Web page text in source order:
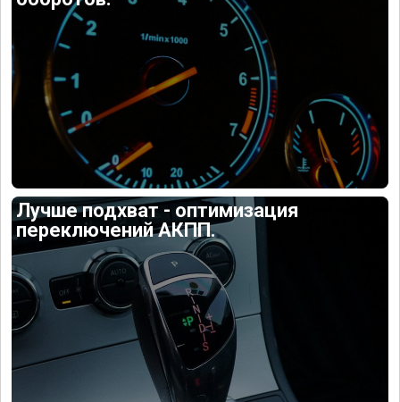
Лучше подхват - оптимизация
переключений АКПП.